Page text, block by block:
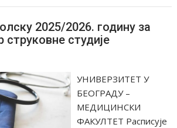
2025/⁠2026. годину за
струковне студије
УНИВЕРЗИТЕТ У
БЕОГРАДУ –
МЕДИЦИНСКИ
ФАКУЛТЕТ Расписује